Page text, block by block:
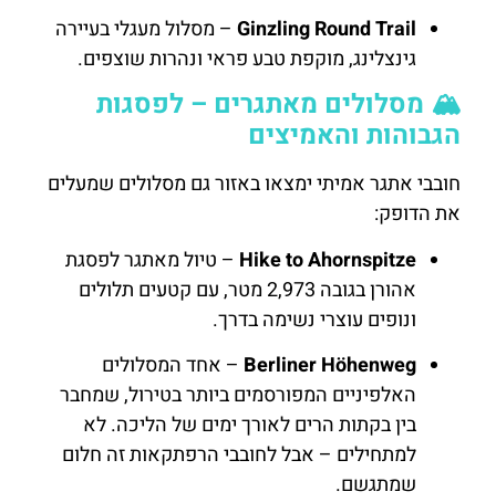
Ginzling Round Trail – מסלול מעגלי בעיירה
גינצלינג, מוקפת טבע פראי ונהרות שוצפים.
🏔️ מסלולים מאתגרים – לפסגות
הגבוהות והאמיצים
חובבי אתגר אמיתי ימצאו באזור גם מסלולים שמעלים
את הדופק:
Hike to Ahornspitze – טיול מאתגר לפסגת
אהורן בגובה 2,973 מטר, עם קטעים תלולים
ונופים עוצרי נשימה בדרך.
Berliner Höhenweg – אחד המסלולים
האלפיניים המפורסמים ביותר בטירול, שמחבר
בין בקתות הרים לאורך ימים של הליכה. לא
למתחילים – אבל לחובבי הרפתקאות זה חלום
שמתגשם.